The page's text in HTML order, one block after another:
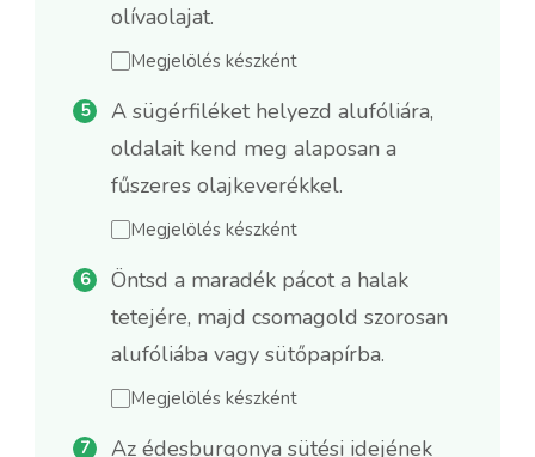
olívaolajat.
Megjelölés készként
A sügérfiléket helyezd alufóliára,
oldalait kend meg alaposan a
fűszeres olajkeverékkel.
Megjelölés készként
Öntsd a maradék pácot a halak
tetejére, majd csomagold szorosan
alufóliába vagy sütőpapírba.
Megjelölés készként
Az édesburgonya sütési idejének